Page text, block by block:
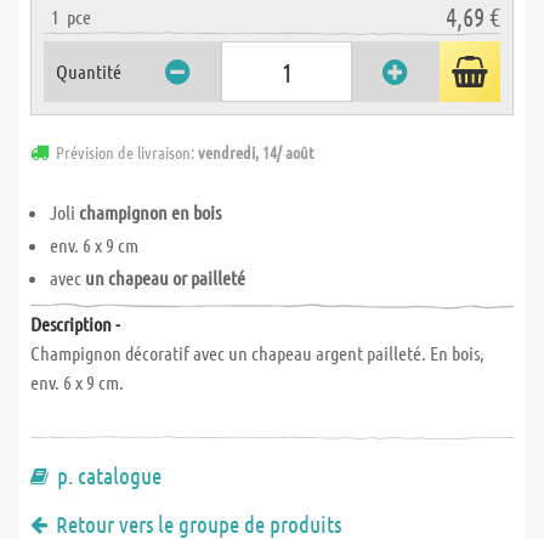
1 pce 4,69 €
Quantité
Prévision de livraison:vendredi, 14/ août
Joli champignon en bois
env. 6 x 9 cm
avec un chapeau or pailleté
Description -
Champignon décoratif avec un chapeau argent pailleté. En bois,
env. 6 x 9 cm.
p. catalogue
Retour vers le groupe de produits